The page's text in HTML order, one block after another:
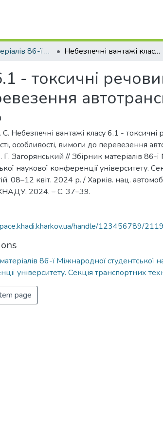
Збірник матеріалів 86-ї Міжнародної студентської наукової конференції університету. Секція транспортних технологій Небезпечні вантажі класу 6.1 - токсичні речовини: властивості, особливості, вимоги до перевезення автотранспортом
- токсичні
С. Небезпечні вантажі класу 6.1 - токсичні
особливості, вимоги до перевезення
Г. Загорянський // Збірник матеріалів 86-
наукової конференції університету.
08–12 квіт. 2024 р. / Харків. нац.
2024. – C. 37–39.
handle/123456789/
86-ї Міжнародної студентської
університету. Секція транспортних
page